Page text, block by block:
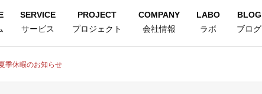
SERVICE
サービス
PROJECT
プロジェクト
COMPANY
会社情報
LABO
ラボ
BLOG
ブログ
季休暇のお知らせ